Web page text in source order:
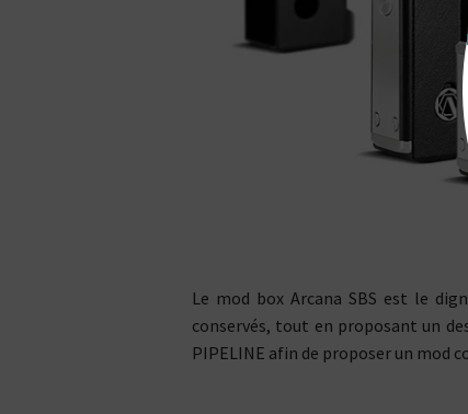
Le mod box Arcana SBS est le
conservés, tout en proposant un
PIPELINE afin de proposer un mod